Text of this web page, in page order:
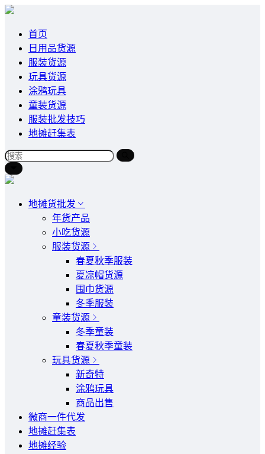
首页
日用品货源
服装货源
玩具货源
涂鸦玩具
童装货源
服装批发技巧
地摊赶集表
地摊货批发
年货产品
小吃货源
服装货源
春夏秋季服装
夏凉帽货源
围巾货源
冬季服装
童装货源
冬季童装
春夏秋季童装
玩具货源
新奇特
涂鸦玩具
商品出售
微商一件代发
地摊赶集表
地摊经验